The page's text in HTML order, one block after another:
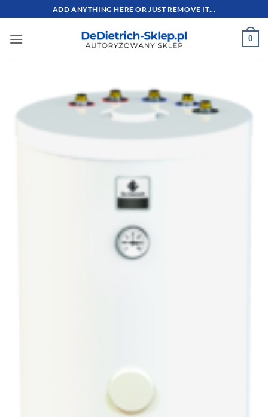
do
zawartości
ADD ANYTHING HERE OR JUST REMOVE IT...
0